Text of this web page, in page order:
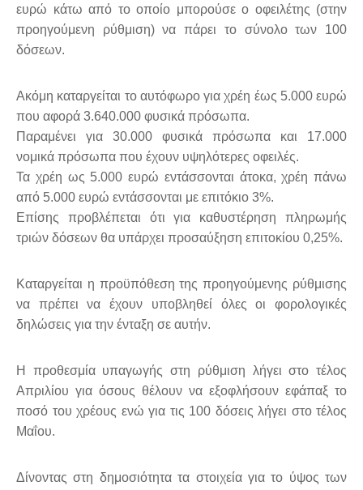
ευρώ κάτω από το οποίο μπορούσε ο οφειλέτης (στην
προηγούμενη ρύθμιση) να πάρει το σύνολο των 100
δόσεων.
Ακόμη καταργείται το αυτόφωρο για χρέη έως 5.000 ευρώ
που αφορά 3.640.000 φυσικά πρόσωπα.
Παραμένει για 30.000 φυσικά πρόσωπα και 17.000
νομικά πρόσωπα που έχουν υψηλότερες οφειλές.
Τα χρέη ως 5.000 ευρώ εντάσσονται άτοκα, χρέη πάνω
από 5.000 ευρώ εντάσσονται με επιτόκιο 3%.
Επίσης προβλέπεται ότι για καθυστέρηση πληρωμής
τριών δόσεων θα υπάρχει προσαύξηση επιτοκίου 0,25%.
Καταργείται η προϋπόθεση της προηγούμενης ρύθμισης
να πρέπει να έχουν υποβληθεί όλες οι φορολογικές
δηλώσεις για την ένταξη σε αυτήν.
Η προθεσμία υπαγωγής στη ρύθμιση λήγει στο τέλος
Απριλίου για όσους θέλουν να εξοφλήσουν εφάπαξ το
ποσό του χρέους ενώ για τις 100 δόσεις λήγει στο τέλος
Μαΐου.
Δίνοντας στη δημοσιότητα τα στοιχεία για το ύψος των